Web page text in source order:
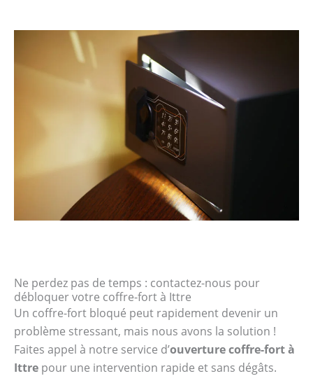
Ne perdez pas de temps : contactez-nous pour
débloquer votre coffre-fort à Ittre
Un coffre-fort bloqué peut rapidement devenir un
problème stressant, mais nous avons la solution !
Faites appel à notre service d’ouverture coffre-fort à
Ittre pour une intervention rapide et sans dégâts.